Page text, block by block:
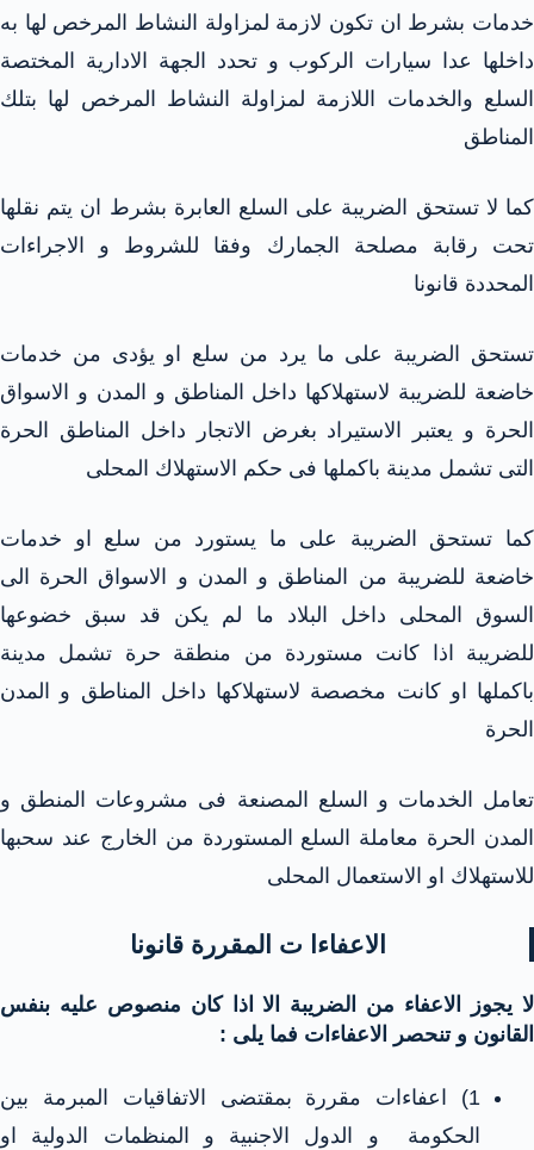
خدمات بشرط ان تكون لازمة لمزاولة النشاط المرخص لها به
داخلها عدا سيارات الركوب و تحدد الجهة الادارية المختصة
السلع والخدمات اللازمة لمزاولة النشاط المرخص لها بتلك
المناطق
كما لا تستحق الضريبة على السلع العابرة بشرط ان يتم نقلها
تحت رقابة مصلحة الجمارك وفقا للشروط و الاجراءات
المحددة قانونا
تستحق الضريبة على ما يرد من سلع او يؤدى من خدمات
خاضعة للضريبة لاستهلاكها داخل المناطق و المدن و الاسواق
الحرة و يعتبر الاستيراد بغرض الاتجار داخل المناطق الحرة
التى تشمل مدينة باكملها فى حكم الاستهلاك المحلى
كما تستحق الضريبة على ما يستورد من سلع او خدمات
خاضعة للضريبة من المناطق و المدن و الاسواق الحرة الى
السوق المحلى داخل البلاد ما لم يكن قد سبق خضوعها
للضريبة اذا كانت مستوردة من منطقة حرة تشمل مدينة
باكملها او كانت مخصصة لاستهلاكها داخل المناطق و المدن
الحرة
تعامل الخدمات و السلع المصنعة فى مشروعات المنطق و
المدن الحرة معاملة السلع المستوردة من الخارج عند سحبها
للاستهلاك او الاستعمال المحلى
الاعفاءا ت المقررة قانونا
لا يجوز الاعفاء من الضريبة الا اذا كان منصوص عليه بنفس
القانون و تنحصر الاعفاءات فما يلى :
1) اعفاءات مقررة بمقتضى الاتفاقيات المبرمة بين
الحكومة و الدول الاجنبية و المنظمات الدولية او